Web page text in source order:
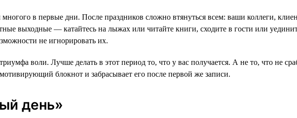
в первые дни. После праздников сложно втянуться всем: ваши коллеги,
выходные — катайтесь на лыжах или читайте книги, сходите в гости или
не игнорировать их.
воли. Лучше делать в этот период то, что у вас получается. А не то, что не
блокнот и забрасывает его после первой же записи.
день»